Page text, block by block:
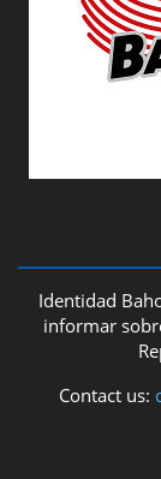
Identidad
informar
Contact us: